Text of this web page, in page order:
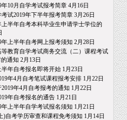
年10月自学考试报考简章4月16日
试2019年下半年报考简章3月26日
上半年自考本科毕业生申请学士学位的
年上半年自考网上报考须知 2月28日
等教育自学考试商务交流（二）课程考试
通知 2月13日
半年自考报名即将开始1月23日
年4月自考笔试课程报考安排1月22日
年4月自考报考的通知 1月22日
年自考报名的通告1月21日
年上半年自学考试报名须知 1月21日
)自考学历审查和课程免考须知 1月14日